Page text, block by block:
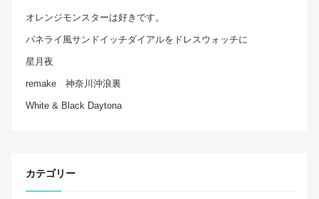
オレンジモンスターは好きです。
パネライ風サンドイッチダイアルをドレスウォッチに
星月夜
remake 神奈川沖浪裏
White & Black Daytona
カテゴリー